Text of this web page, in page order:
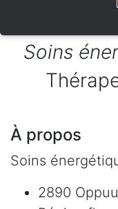
Soins
À propos
Soins
2890